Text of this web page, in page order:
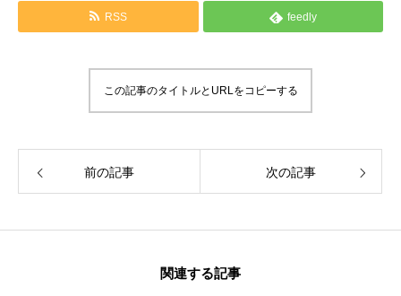
HappyCow
メディア掲載
RSS feedly
この記事のタイトルとURLをコピーする
前の記事 次の記事
関連する記事